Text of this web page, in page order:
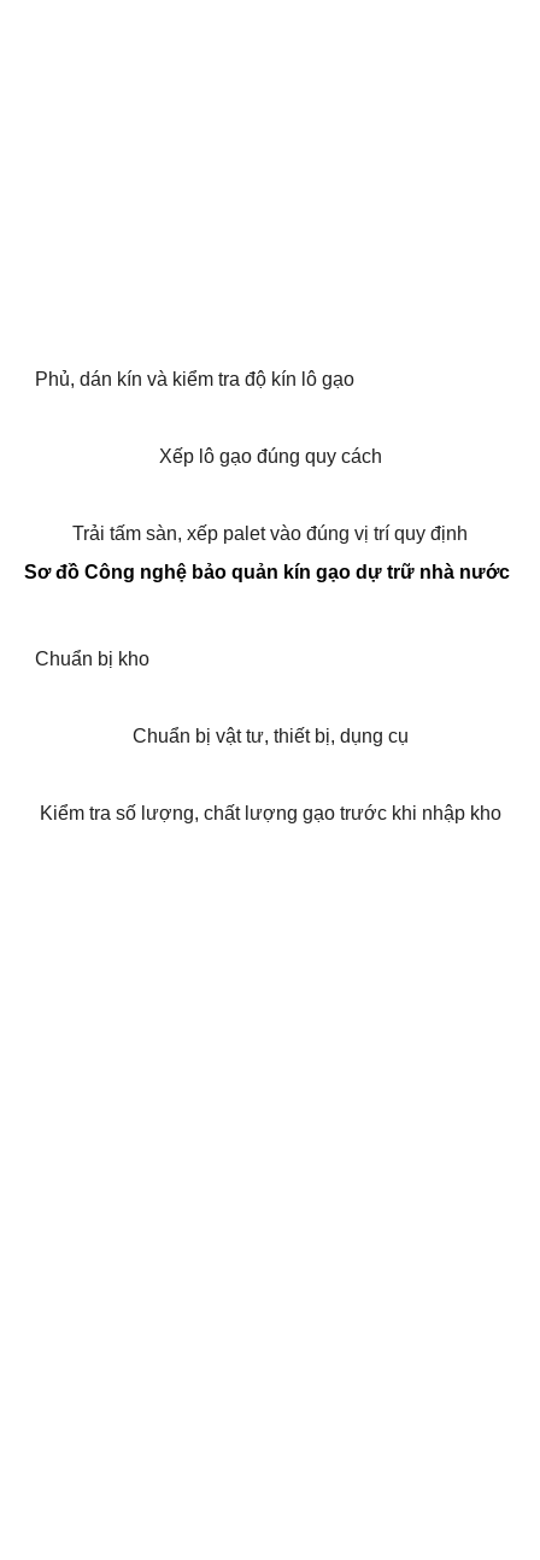
Phủ, dán kín và kiểm tra độ kín lô gạo
Xếp lô gạo đúng quy cách
Trải tấm sàn, xếp palet vào đúng vị trí quy định
Sơ đồ Công nghệ bảo quản kín gạo dự trữ nhà nước
Chuẩn bị kho
Chuẩn bị vật tư, thiết bị, dụng cụ
Kiểm tra số lượng, chất lượng gạo trước khi nhập kho